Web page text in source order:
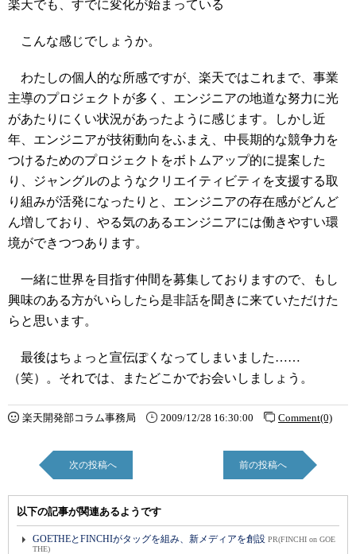
楽天でも、すでに変化が始まっている
こんな感じでしょうか。
わたしの個人的な所感ですが、楽天ではこれまで、事業
主導のプロジェクトが多く、エンジニアの地道な努力に光
があたりにくい状況があったように感じます。しかし近
年、エンジニアが技術動向をふまえ、中長期的な競争力を
つけるためのプロジェクトをボトムアップ的に提案した
り、ジャングルのようなクリエイティビティを支援する取
り組みが活発になったりと、エンジニアの存在感がどんど
ん増しており、やる気のあるエンジニアには働きやすい環
境ができつつあります。
一緒に世界を目指す仲間を募集しておりますので、もし
興味のある方がいらしたら是非話を聞きに来ていただけた
らと思います。
最後はちょっと宣伝ぽくなってしまいました……
（笑）。それでは、またどこかでお会いしましょう。
楽天開発部コラム事務局 2009/12/28 16:30:00 Comment(0)
次の投稿へ 前の投稿へ
以下の記事が関連あるようです
GOETHEとFINCHIがタッグを組み、新メディアを創設 PR(FINCHI on GOE
THE)